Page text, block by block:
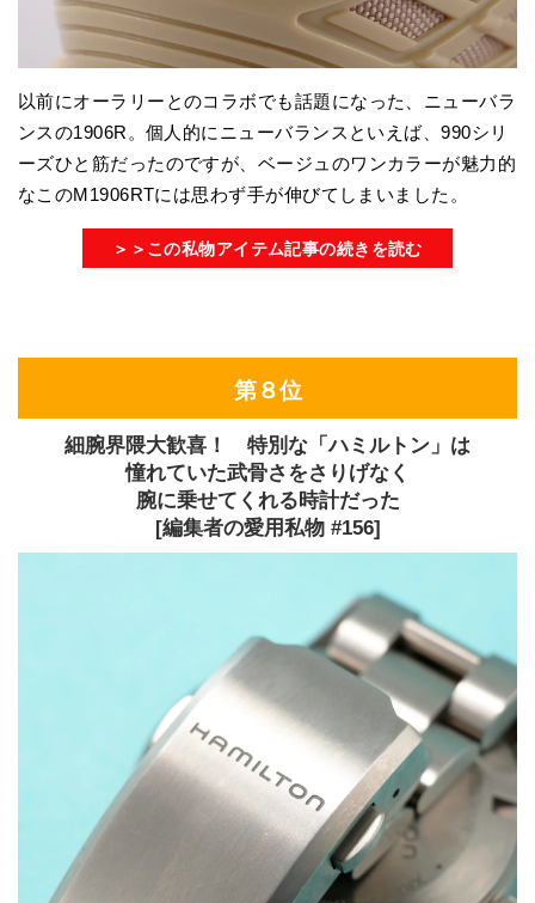
以前にオーラリーとのコラボでも話題になった、ニューバラ
ンスの1906R。個人的にニューバランスといえば、990シリ
ーズひと筋だったのですが、ベージュのワンカラーが魅力的
なこのM1906RTには思わず手が伸びてしまいました。
＞＞この私物アイテム記事の続きを読む
第８位
細腕界隈大歓喜！ 特別な「ハミルトン」は
憧れていた武骨さをさりげなく
腕に乗せてくれる時計だった
[編集者の愛用私物 #156]